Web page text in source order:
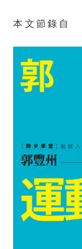
本文節錄自